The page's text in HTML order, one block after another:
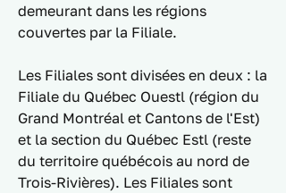
demeurant dans les régions
couvertes par la Filiale.
Les Filiales sont divisées en deux : la
Filiale du Québec Ouestl (région du
Grand Montréal et Cantons de l'Est)
et la section du Québec Estl (reste
du territoire québécois au nord de
Trois-Rivières). Les Filiales sont